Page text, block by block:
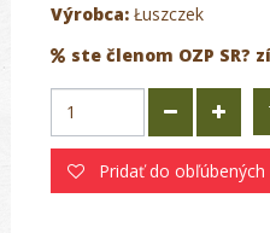
Výrobca: Łuszczek
ste členom OZP SR?
Pridať do obľúbených